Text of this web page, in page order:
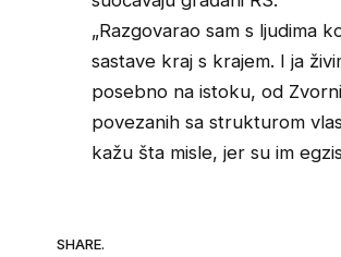
„Razgovarao sam s ljudima
sastave kraj s krajem. I ja
posebno na istoku, od
povezanih sa strukturom
kažu šta misle, jer su im
SHARE.